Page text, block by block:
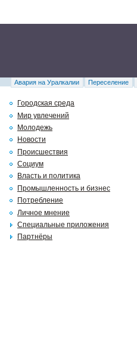
Авария на Уралкалии Переселение
Городская среда
Мир увлечений
Молодежь
Новости
Происшествия
Социум
Власть и политика
Промышленность и бизнес
Потребление
Личное мнение
Специальные приложения
Партнёры